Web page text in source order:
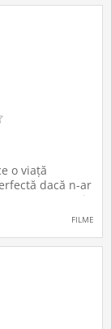
o viață
dacă n-ar
o excepție
lui
FILME